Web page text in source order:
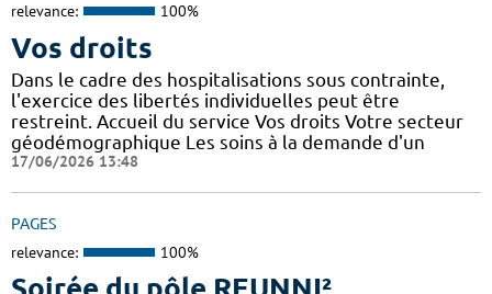
relevance: 100%
Vos droits
Dans le cadre des hospitalisations sous contrainte,
l'exercice des libertés individuelles peut être
restreint. Accueil du service Vos droits Votre secteur
géodémographique Les soins à la demande d'un
17/06/2026 13:48
PAGES
relevance: 100%